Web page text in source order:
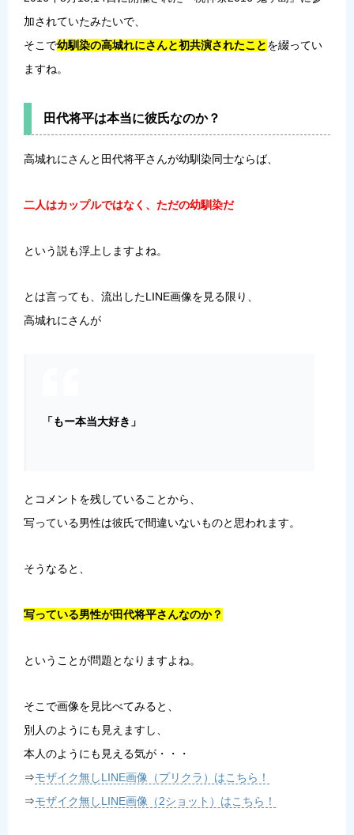
加されていたみたいで、
そこで幼馴染の高城れにさんと初共演されたことを綴ってい
ますね。
田代将平は本当に彼氏なのか？
高城れにさんと田代将平さんが幼馴染同士ならば、
二人はカップルではなく、ただの幼馴染だ
という説も浮上しますよね。
とは言っても、流出したLINE画像を見る限り、
高城れにさんが
「もー本当大好き」
とコメントを残していることから、
写っている男性は彼氏で間違いないものと思われます。
そうなると、
写っている男性が田代将平さんなのか？
ということが問題となりますよね。
そこで画像を見比べてみると、
別人のようにも見えますし、
本人のようにも見える気が・・・
⇒モザイク無しLINE画像（プリクラ）はこちら！
⇒モザイク無しLINE画像（2ショット）はこちら！